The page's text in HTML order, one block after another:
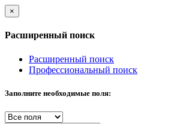
×
Расширенный поиск
Расширенный поиск
Профессиональный поиск
Заполните необходимые поля: